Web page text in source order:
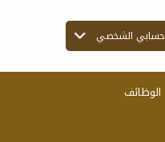
حسابي الشخصي
الوظائف